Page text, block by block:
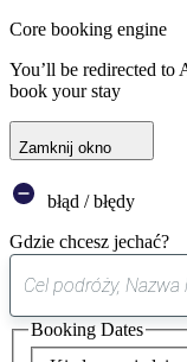
Core booking engine
You’ll be redirected to
book your stay
Zamknij okno
błąd / błędy
Gdzie chcesz jechać?
Booking Dates